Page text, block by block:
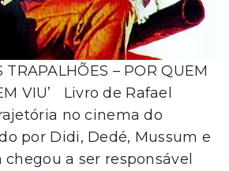
TRAPALHÕES – POR QUEM
VIU’ Livro de Rafael
no cinema do
por Didi, Dedé, Mussum e
a ser responsável